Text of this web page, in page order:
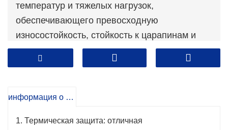
температур и тяжелых нагрузок,
обеспечивающего превосходную
износостойкость, стойкость к царапинам и
защиту от коррозии.
Подходит для тяжелых автомобильных
оси, зонтичных дифференциалов и других
особенно подходит для ведущих мостов
информация о продукте
1. Термическая защита: отличная